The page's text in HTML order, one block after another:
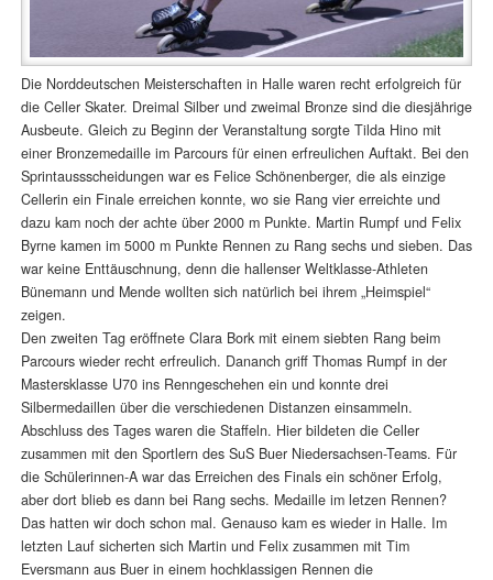
Die Norddeutschen Meisterschaften in Halle waren recht erfolgreich für
die Celler Skater. Dreimal Silber und zweimal Bronze sind die diesjährige
Ausbeute. Gleich zu Beginn der Veranstaltung sorgte Tilda Hino mit
einer Bronzemedaille im Parcours für einen erfreulichen Auftakt. Bei den
Sprintaussscheidungen war es Felice Schönenberger, die als einzige
Cellerin ein Finale erreichen konnte, wo sie Rang vier erreichte und
dazu kam noch der achte über 2000 m Punkte. Martin Rumpf und Felix
Byrne kamen im 5000 m Punkte Rennen zu Rang sechs und sieben. Das
war keine Enttäuschnung, denn die hallenser Weltklasse-Athleten
Bünemann und Mende wollten sich natürlich bei ihrem „Heimspiel“
zeigen.
Den zweiten Tag eröffnete Clara Bork mit einem siebten Rang beim
Parcours wieder recht erfreulich. Dananch griff Thomas Rumpf in der
Mastersklasse U70 ins Renngeschehen ein und konnte drei
Silbermedaillen über die verschiedenen Distanzen einsammeln.
Abschluss des Tages waren die Staffeln. Hier bildeten die Celler
zusammen mit den Sportlern des SuS Buer Niedersachsen-Teams. Für
die Schülerinnen-A war das Erreichen des Finals ein schöner Erfolg,
aber dort blieb es dann bei Rang sechs. Medaille im letzen Rennen?
Das hatten wir doch schon mal. Genauso kam es wieder in Halle. Im
letzten Lauf sicherten sich Martin und Felix zusammen mit Tim
Eversmann aus Buer in einem hochklassigen Rennen die